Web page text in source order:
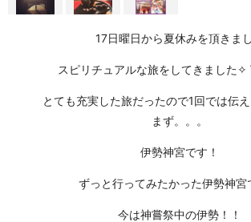
17日曜日から夏休みを頂きま
スピリチュアルな旅をしてきました
とても充実した旅だったので1回では伝
まず。。。
伊勢神宮です！
ずっと行ってみたかった伊勢神宮
今は神嘗祭中の伊勢！！